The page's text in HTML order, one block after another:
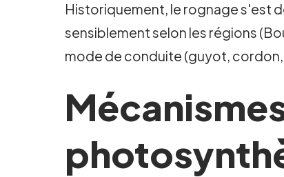
Historiquement, le rognage s'est
sensiblement selon les régions
mode de conduite (guyot,